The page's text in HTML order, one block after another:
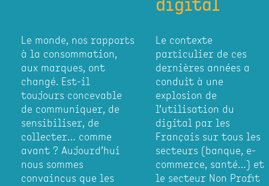
Le monde, nos rapports
à la consommation,
aux marques, ont
changé. Est-il
toujours concevable
de communiquer, de
sensibiliser, de
collecter… comme
avant ? Aujourd’hui
nous sommes
convaincus que les
Le contexte
particulier de ces
dernières années a
conduit à une
explosion de
l’utilisation du
digital par les
Français sur tous les
secteurs (banque, e-
commerce, santé…) et
le secteur Non Profit